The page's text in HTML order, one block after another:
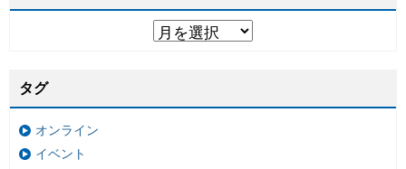
タグ
オンライン
イベント